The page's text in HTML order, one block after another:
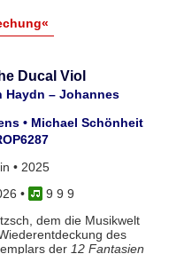
Ducal Viol
Haydn – Johannes
• Michael Schönheit
• 2025
•
9 9 9
dem die Musikwelt
des
der 12 Fantasien